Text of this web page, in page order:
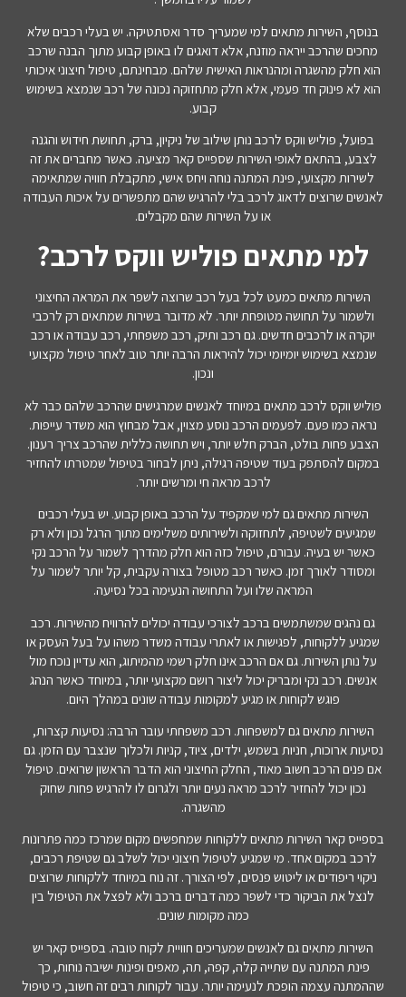
בנוסף, השירות מתאים למי שמעריך סדר ואסתטיקה. יש בעלי רכבים שלא
מחכים שהרכב ייראה מוזנח, אלא דואגים לו באופן קבוע מתוך הבנה שרכב
הוא חלק מהשגרה ומהנראות האישית שלהם. מבחינתם, טיפול חיצוני איכותי
הוא לא פינוק חד פעמי, אלא חלק מתחזוקה נכונה של רכב שנמצא בשימוש
קבוע.
בפועל, פוליש ווקס לרכב נותן שילוב של ניקיון, ברק, תחושת חידוש והגנה
לצבע, בהתאם לאופי השירות שספייס קאר מציעה. כאשר מחברים את זה
לשירות מקצועי, פינת המתנה נוחה ויחס אישי, מתקבלת חוויה שמתאימה
לאנשים שרוצים לדאוג לרכב בלי להרגיש שהם מתפשרים על איכות העבודה
או על השירות שהם מקבלים.
למי מתאים פוליש ווקס לרכב?
השירות מתאים כמעט לכל בעל רכב שרוצה לשפר את המראה החיצוני
ולשמור על תחושה מטופחת יותר. לא מדובר בשירות שמתאים רק לרכבי
יוקרה או לרכבים חדשים. גם רכב ותיק, רכב משפחתי, רכב עבודה או רכב
שנמצא בשימוש יומיומי יכול להיראות הרבה יותר טוב לאחר טיפול מקצועי
ונכון.
פוליש ווקס לרכב מתאים במיוחד לאנשים שמרגישים שהרכב שלהם כבר לא
נראה כמו פעם. לפעמים הרכב נוסע מצוין, אבל מבחוץ הוא משדר עייפות.
הצבע פחות בולט, הברק חלש יותר, ויש תחושה כללית שהרכב צריך רענון.
במקום להסתפק בעוד שטיפה רגילה, ניתן לבחור בטיפול שמטרתו להחזיר
לרכב מראה חי ומרשים יותר.
השירות מתאים גם למי שמקפיד על הרכב באופן קבוע. יש בעלי רכבים
שמגיעים לשטיפה, לתחזוקה ולשירותים משלימים מתוך הרגל נכון ולא רק
כאשר יש בעיה. עבורם, טיפול כזה הוא חלק מהדרך לשמור על הרכב נקי
ומסודר לאורך זמן. כאשר רכב מטופל בצורה עקבית, קל יותר לשמור על
המראה שלו ועל התחושה הנעימה בכל נסיעה.
גם נהגים שמשתמשים ברכב לצורכי עבודה יכולים להרוויח מהשירות. רכב
שמגיע ללקוחות, לפגישות או לאתרי עבודה משדר משהו על בעל העסק או
על נותן השירות. גם אם הרכב אינו חלק רשמי מהמיתוג, הוא עדיין נוכח מול
אנשים. רכב נקי ומבריק יכול ליצור רושם מקצועי יותר, במיוחד כאשר הנהג
פוגש לקוחות או מגיע למקומות עבודה שונים במהלך היום.
השירות מתאים גם למשפחות. רכב משפחתי עובר הרבה: נסיעות קצרות,
נסיעות ארוכות, חניות בשמש, ילדים, ציוד, קניות ולכלוך שנצבר עם הזמן. גם
אם פנים הרכב חשוב מאוד, החלק החיצוני הוא הדבר הראשון שרואים. טיפול
נכון יכול להחזיר לרכב מראה נעים יותר ולגרום לו להרגיש פחות שחוק
מהשגרה.
בספייס קאר השירות מתאים ללקוחות שמחפשים מקום שמרכז כמה פתרונות
לרכב במקום אחד. מי שמגיע לטיפול חיצוני יכול לשלב גם שטיפת רכבים,
ניקוי ריפודים או ליטוש פנסים, לפי הצורך. זה נוח במיוחד ללקוחות שרוצים
לנצל את הביקור כדי לשפר כמה דברים ברכב ולא לפצל את הטיפול בין
כמה מקומות שונים.
השירות מתאים גם לאנשים שמעריכים חוויית לקוח טובה. בספייס קאר יש
פינת המתנה עם שתייה קלה, קפה, תה, מאפים ופינות ישיבה נוחות, כך
שההמתנה עצמה הופכת לנעימה יותר. עבור לקוחות רבים זה חשוב, כי טיפול